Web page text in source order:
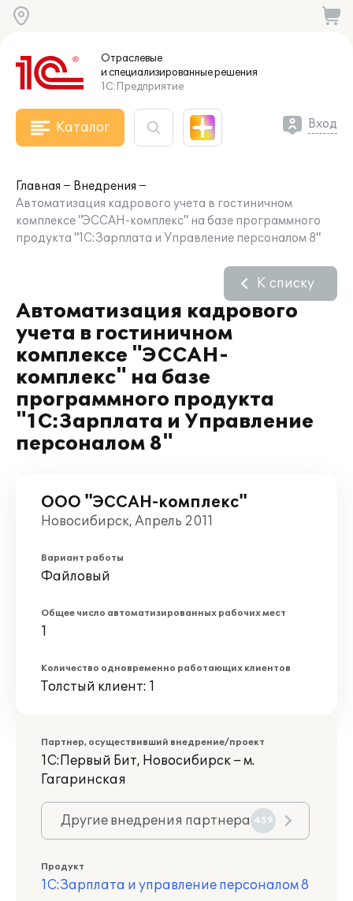
Отраслевые
и специализированныерешения
1С:Предприятие
Каталог Вход
Главная
Внедрения
Автоматизация кадрового учета в гостиничном
комплексе "ЭССАН-комплекс" на базе программного
продукта "1С:Зарплата и Управление персоналом 8"
Автоматизация кадрового
учета в гостиничном
комплексе "ЭССАН-
комплекс" на базе
программного продукта
"1С:Зарплата и Управление
персоналом 8"
К списку
ООО "ЭССАН-комплекс"
Новосибирск, Апрель 2011
Вариант работы
Файловый
Общее число автоматизированных рабочих мест
1
Количество одновременно работающих клиентов
Толстый клиент: 1
Партнер, осуществивший внедрение/проект
1С:Первый Бит, Новосибирск – м.
Гагаринская
Другие внедрения партнера 459
Продукт
1С:Зарплата и управление персоналом 8